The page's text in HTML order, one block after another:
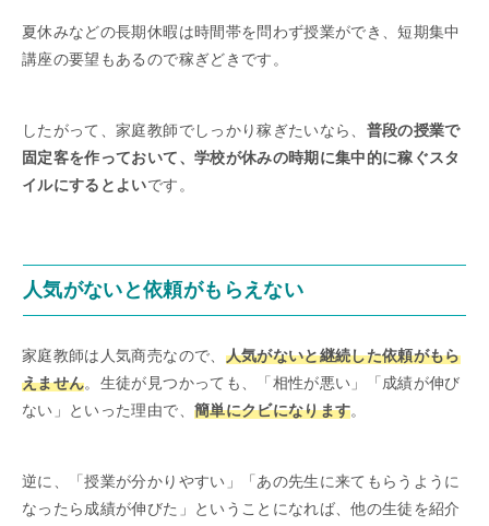
夏休みなどの長期休暇は時間帯を問わず授業ができ、短期集中
講座の要望もあるので稼ぎどきです。
したがって、家庭教師でしっかり稼ぎたいなら、 普段の授業で
固定客を作っておいて、学校が休みの時期に集中的に稼ぐスタ
イルにするとよいです。
人気がないと依頼がもらえない
家庭教師は人気商売なので、 人気がないと継続した依頼がもら
えません。生徒が見つかっても、「相性が悪い」「成績が伸び
ない」といった理由で、 簡単にクビになります。
逆に、「授業が分かりやすい」「あの先生に来てもらうように
なったら成績が伸びた」ということになれば、他の生徒を紹介